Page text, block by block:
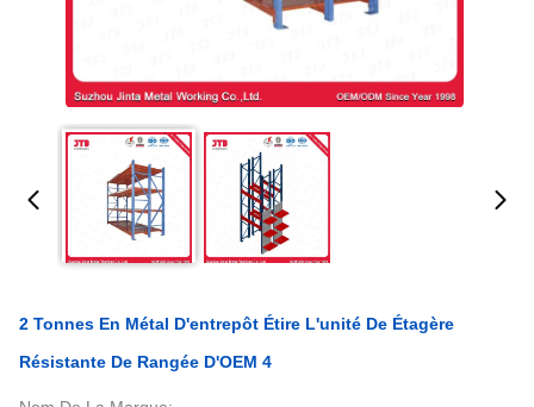
2 Tonnes En Métal D'entrepôt Étire L'unité De Étagère
Résistante De Rangée D'OEM 4